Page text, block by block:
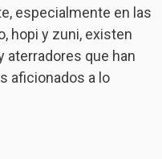
especialmente en las
hopi y zuni, existen
aterradores que han
aficionados a lo